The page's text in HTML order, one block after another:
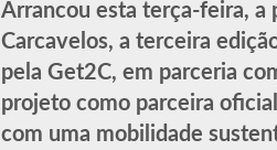
Arrancou esta terça-feira, a
Carcavelos, a terceira
pela Get2C, em parceria
projeto como parceira
com uma mobilidade